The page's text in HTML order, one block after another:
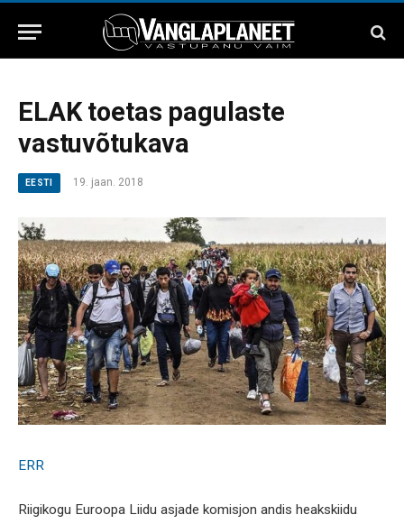
ELAK toetas pagulaste
vastuvõtukava
EESTI 19. jaan. 2018
ERR
Riigikogu Euroopa Liidu asjade komisjon andis heakskiidu